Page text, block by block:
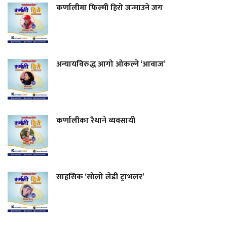
कर्णालीमा फिल्मी हिरो जन्माउने जग
अन्यायविरुद्ध आगो ओकल्ने ‘आवाज’
कर्णालीका रैथाने व्यवसायी
साहसिक ‘सोलो लेडी ट्राभलर’